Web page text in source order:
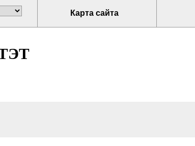
Карта сайта